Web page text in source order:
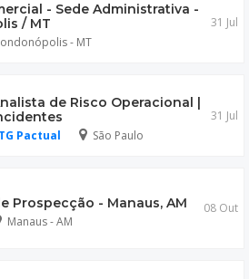
- Sede Administrativa -
/ MT
- MT
31 Jul
de Risco Operacional |
Pactual São Paulo
31 Jul
Prospecção - Manaus, AM
Manaus - AM
08 Out